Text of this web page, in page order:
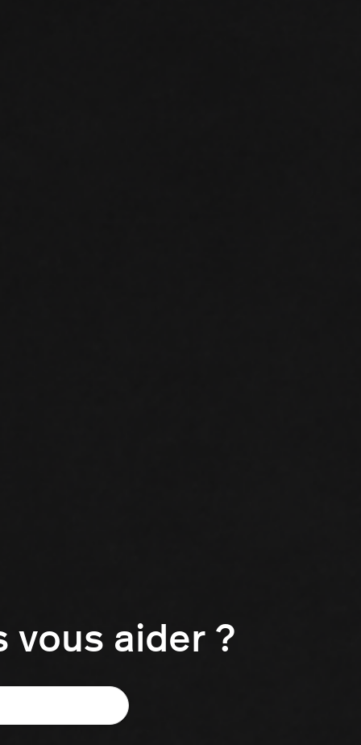
vous aider ?